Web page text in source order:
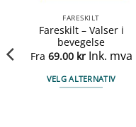
FARESKILT
Fareskilt – Valser i
bevegelse
Fra 69.00 kr Ink. mva
VELG ALTERNATIV